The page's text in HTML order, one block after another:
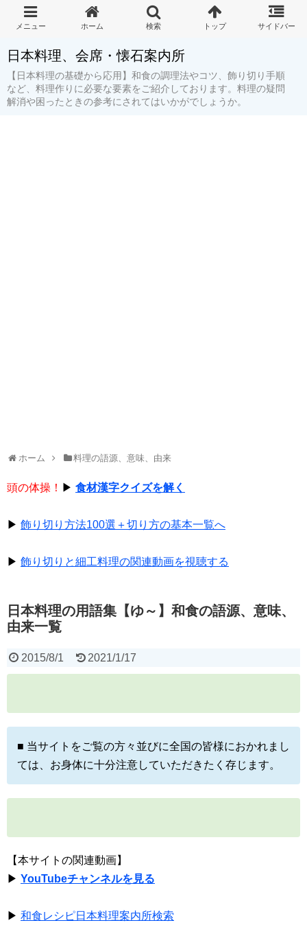
日本料理、会席・懐石案内所
【日本料理の基礎から応用】和食の調理法やコツ、飾り切り手順
など、料理作りに必要な要素をご紹介しております。料理の疑問
解消や困ったときの参考にされてはいかがでしょうか。
ホーム 料理の語源、意味、由来
頭の体操！ ▶ 食材漢字クイズを解く
▶ 飾り切り方法100選＋切り方の基本一覧へ
▶ 飾り切りと細工料理の関連動画を視聴する
日本料理の用語集【ゆ～】和食の語源、意味、
由来一覧
2015/8/1 2021/1/17
■ 当サイトをご覧の方々並びに全国の皆様におかれまし
ては、お身体に十分注意していただきたく存じます。
【本サイトの関連動画】
▶ YouTubeチャンネルを見る
▶ 和食レシピ日本料理案内所検索